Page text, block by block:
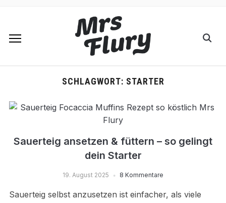
SCHLAGWORT: STARTER
Sauerteig ansetzen & füttern – so gelingt
dein Starter
19. August 2025 8 Kommentare
Sauerteig selbst anzusetzen ist einfacher, als viele